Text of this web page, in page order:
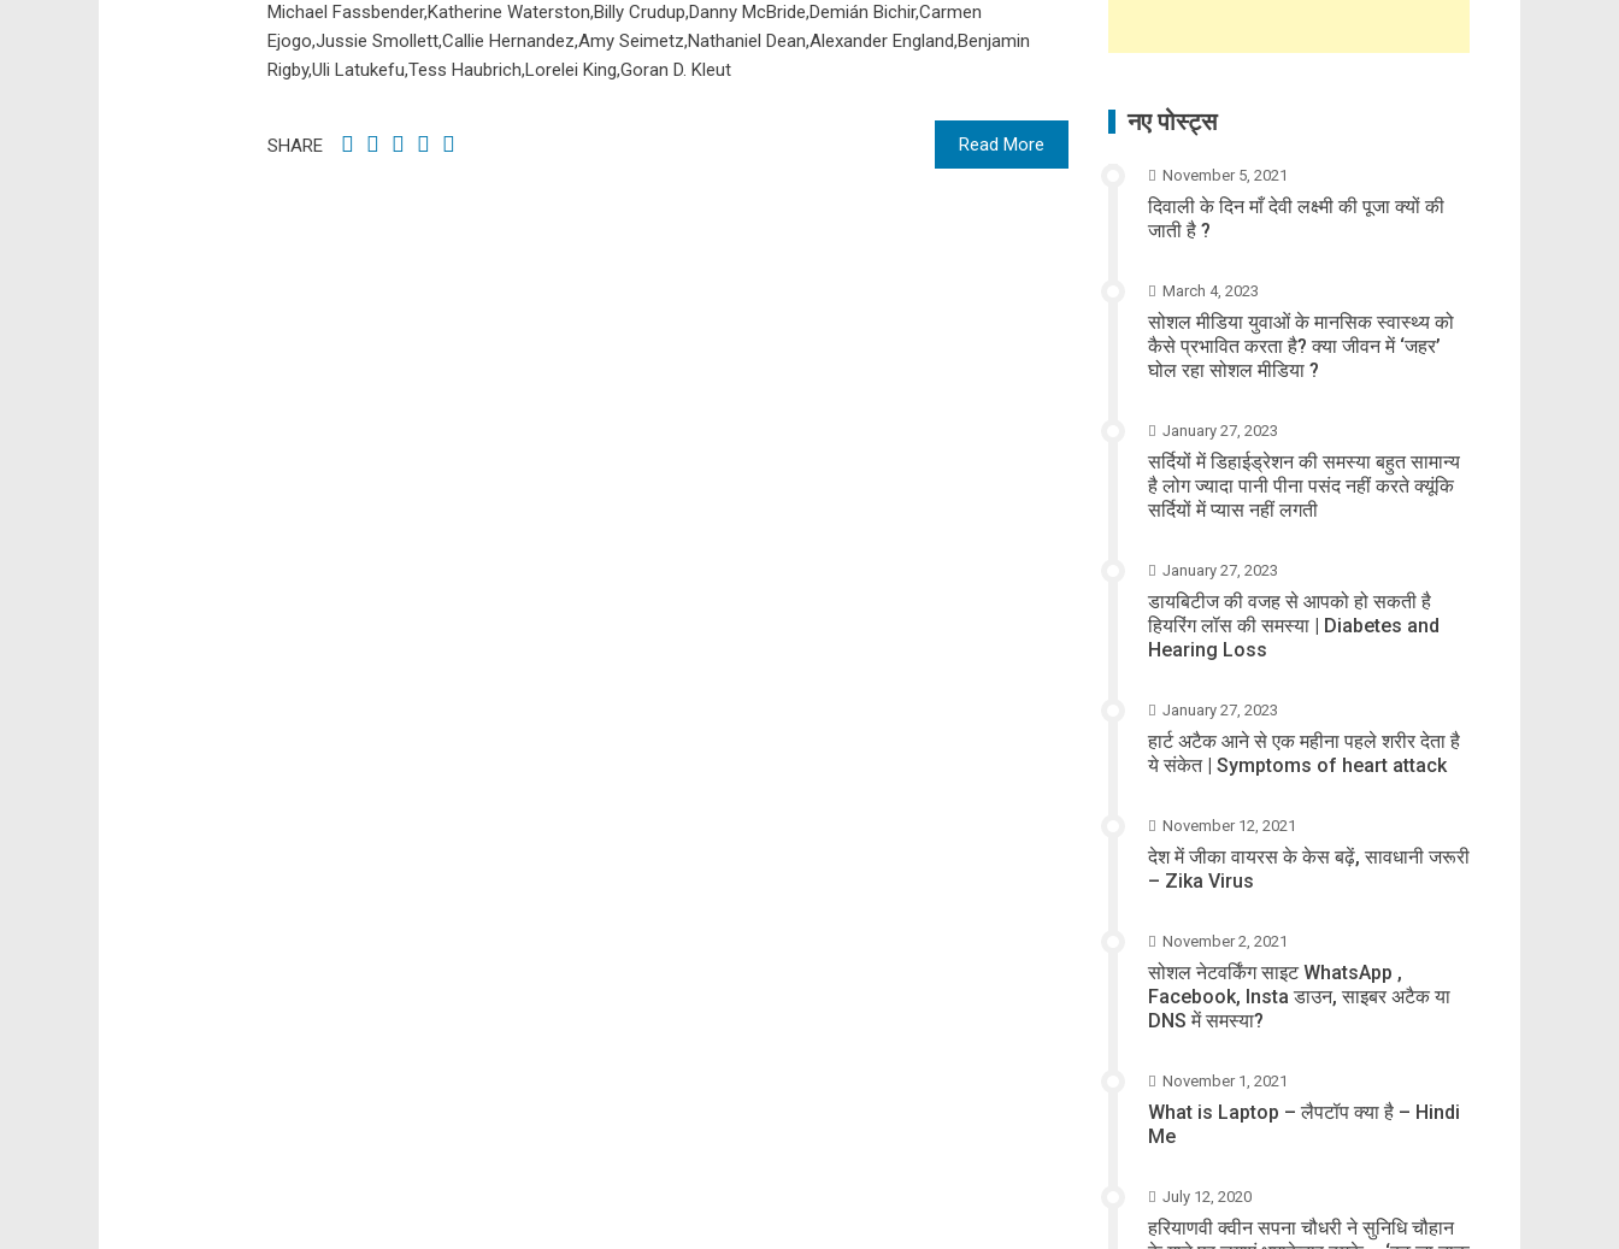
Michael Fassbender,Katherine Waterston,Billy Crudup,Danny McBride,Demián Bichir,Carmen
Ejogo,Jussie Smollett,Callie Hernandez,Amy Seimetz,Nathaniel Dean,Alexander England,Benjamin
Rigby,Uli Latukefu,Tess Haubrich,Lorelei King,Goran D. Kleut
Read More
SHARE
नए पोस्ट्स
November 5, 2021
दिवाली के दिन माँ देवी लक्ष्मी की पूजा क्यों की
जाती है ?
March 4, 2023
सोशल मीडिया युवाओं के मानसिक स्वास्थ्य को
कैसे प्रभावित करता है? क्या जीवन में ‘जहर’
घोल रहा सोशल मीडिया ?
January 27, 2023
सर्दियों में डिहाईड्रेशन की समस्या बहुत सामान्य
है लोग ज्यादा पानी पीना पसंद नहीं करते क्यूंकि
सर्दियों में प्यास नहीं लगती
January 27, 2023
डायबिटीज की वजह से आपको हो सकती है
हियरिंग लॉस की समस्या | Diabetes and
Hearing Loss
January 27, 2023
हार्ट अटैक आने से एक महीना पहले शरीर देता है
ये संकेत | Symptoms of heart attack
November 12, 2021
देश में जीका वायरस के केस बढ़ें, सावधानी जरूरी
– Zika Virus
November 2, 2021
सोशल नेटवर्किंग साइट WhatsApp ,
Facebook, Insta डाउन, साइबर अटैक या
DNS में समस्या?
November 1, 2021
What is Laptop – लैपटॉप क्या है – Hindi
Me
July 12, 2020
हरियाणवी क्वीन सपना चौधरी ने सुनिधि चौहान